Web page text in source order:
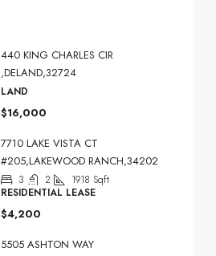
440 KING CHARLES CIR
,DELAND,32724
LAND
$16,000
7710 LAKE VISTA CT
#205,LAKEWOOD RANCH,34202
3 2 1918 Sqft
RESIDENTIAL LEASE
$4,200
5505 ASHTON WAY